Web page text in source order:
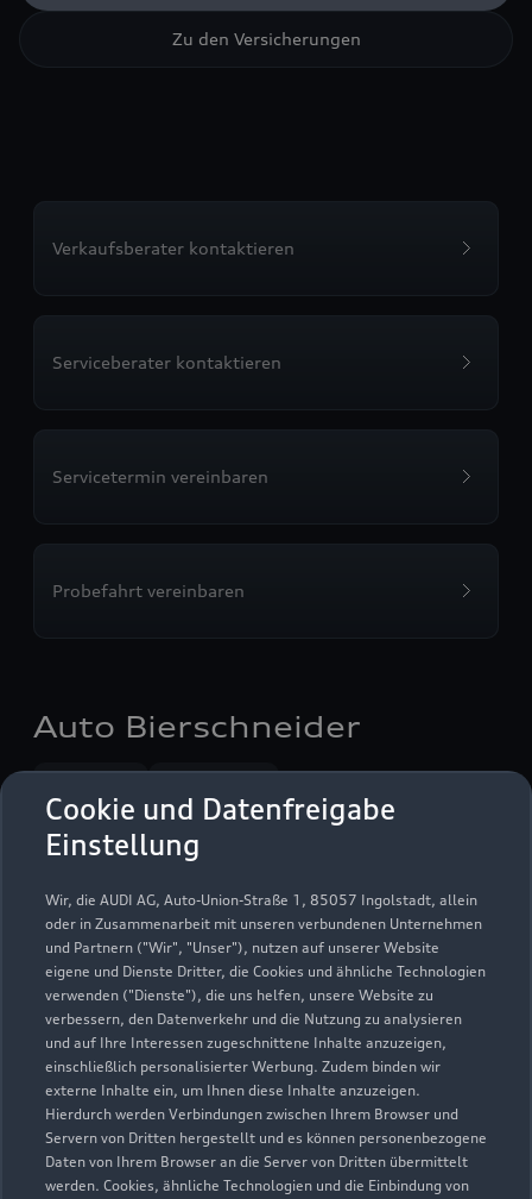
Cookie und Datenfreigabe
Einstellung
Wir, die AUDI AG, Auto-Union-Straße 1, 85057 Ingolstadt, allein
oder in Zusammenarbeit mit unseren verbundenen Unternehmen
und Partnern ("Wir", "Unser"), nutzen auf unserer Website
eigene und Dienste Dritter, die Cookies und ähnliche Technologien
verwenden ("Dienste"), die uns helfen, unsere Website zu
verbessern, den Datenverkehr und die Nutzung zu analysieren
und auf Ihre Interessen zugeschnittene Inhalte anzuzeigen,
einschließlich personalisierter Werbung. Zudem binden wir
externe Inhalte ein, um Ihnen diese Inhalte anzuzeigen.
Hierdurch werden Verbindungen zwischen Ihrem Browser und
Servern von Dritten hergestellt und es können personenbezogene
Daten von Ihrem Browser an die Server von Dritten übermittelt
werden. Cookies, ähnliche Technologien und die Einbindung von
Zu den Versicherungen
Verkaufsberater kontaktieren
Serviceberater kontaktieren
Servicetermin vereinbaren
Probefahrt vereinbaren
Auto Bierschneider
Audi Gebrauchtwagen :plus
e-tron
R8 Verkaufspartner
Service R8